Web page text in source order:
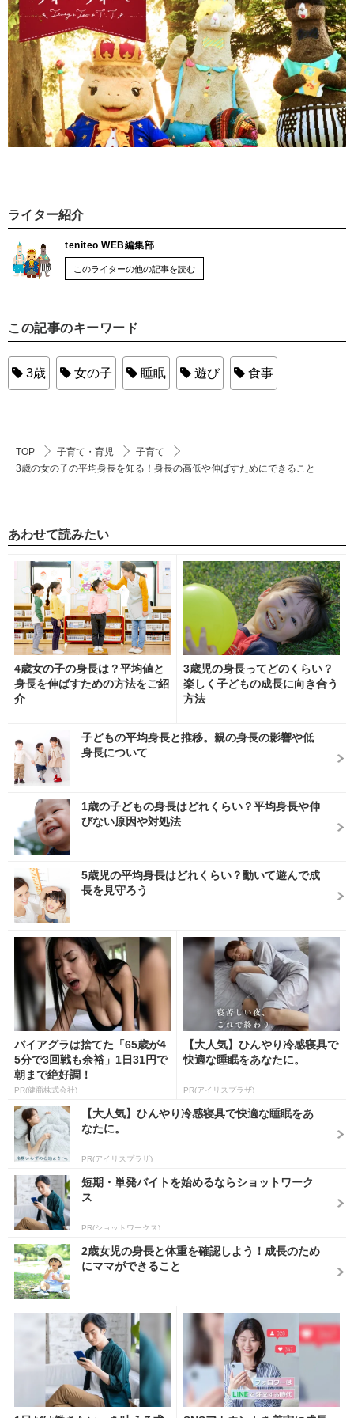
ライター紹介
teniteo WEB編集部
このライターの他の記事を読む
この記事のキーワード
3歳 女の子 睡眠 遊び 食事
TOP 子育て・育児
子育て
3歳の女の子の平均身長を知る！身長の高低や伸ばすためにできること
あわせて読みたい
4歳女の子の身長は？平均値と
身長を伸ばすための方法をご紹
介
3歳児の身長ってどのくらい？
楽しく子どもの成長に向き合う
方法
子どもの平均身長と推移。親の身長の影響や低
身長について
1歳の子どもの身長はどれくらい？平均身長や伸
びない原因や対処法
5歳児の平均身長はどれくらい？動いて遊んで成
長を見守ろう
バイアグラは捨てた「65歳が4
5分で3回戦も余裕」1日31円で
朝まで絶好調！
PR(健商株式会社)
【大人気】ひんやり冷感寝具で
快適な睡眠をあなたに。
PR(アイリスプラザ)
【大人気】ひんやり冷感寝具で快適な睡眠をあ
なたに。
PR(アイリスプラザ)
短期・単発バイトを始めるならショットワーク
ス
PR(ショットワークス)
2歳女児の身長と体重を確認しよう！成長のため
にママができること